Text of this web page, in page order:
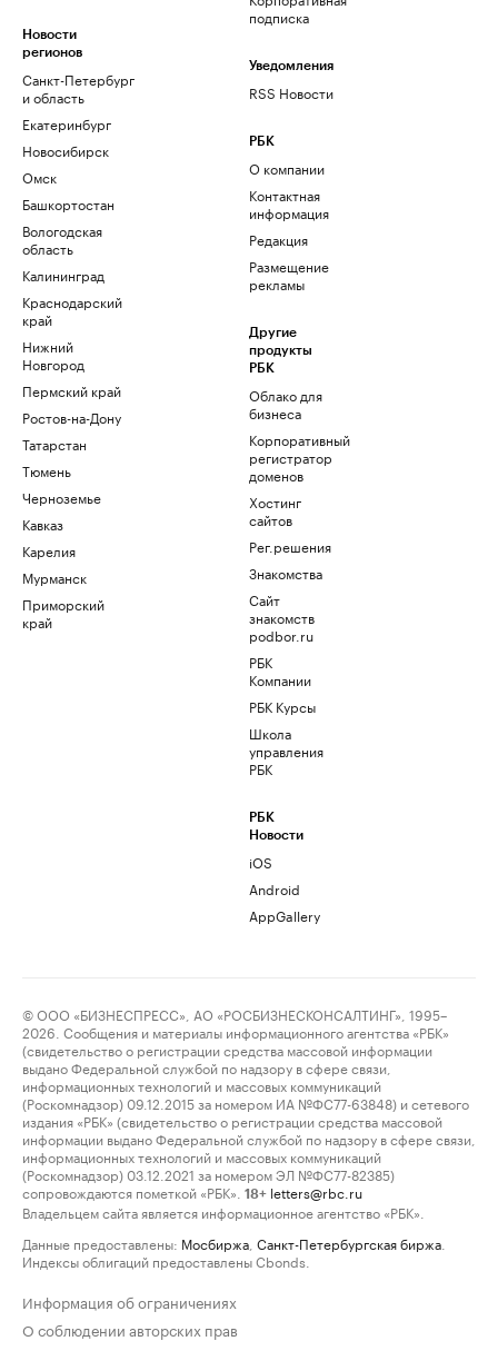
Новости
регионов
Санкт-Петербург
и область
Екатеринбург
Новосибирск
Омск
Башкортостан
Вологодская
область
Калининград
Краснодарский
край
Нижний
Новгород
Пермский край
Ростов-на-Дону
Татарстан
Тюмень
Черноземье
Кавказ
Карелия
Мурманск
Приморский
край
подписка
Уведомления
RSS Новости
РБК
О компании
Контактная
информация
Редакция
Размещение
рекламы
Другие
продукты
РБК
Облако для
бизнеса
Корпоративный
регистратор
доменов
Хостинг
сайтов
Рег.решения
Знакомства
Сайт
знакомств
podbor.ru
РБК
Компании
РБК Курсы
Школа
управления
РБК
РБК
Новости
iOS
Android
AppGallery
© ООО «БИЗНЕСПРЕСС», АО «РОСБИЗНЕСКОНСАЛТИНГ», 1995–
2026. Сообщения и материалы информационного агентства «РБК»
(свидетельство о регистрации средства массовой информации
выдано Федеральной службой по надзору в сфере связи,
информационных технологий и массовых коммуникаций
(Роскомнадзор) 09.12.2015 за номером ИА №ФС77-63848) и сетевого
издания «РБК» (свидетельство о регистрации средства массовой
информации выдано Федеральной службой по надзору в сфере связи,
информационных технологий и массовых коммуникаций
(Роскомнадзор) 03.12.2021 за номером ЭЛ №ФС77-82385)
сопровождаются пометкой «РБК».
18+ letters@rbc.ru
Владельцем сайта является информационное агентство «РБК».
Данные предоставлены: Мосбиржа Санкт-Петербургская биржа
Индексы облигаций предоставлены Cbonds.
Информация об ограничениях
О соблюдении авторских прав